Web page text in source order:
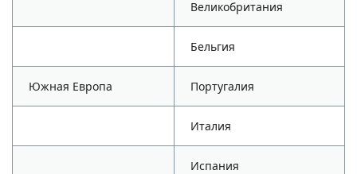
Великобритания
Бельгия
Южная Европа Португалия
Италия
Испания